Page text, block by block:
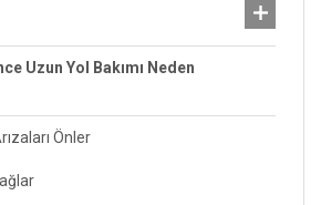
Uzun Yol Bakımı Neden
Önler